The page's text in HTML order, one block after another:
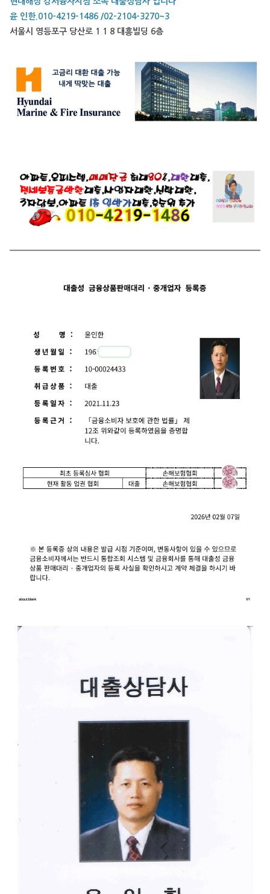
윤 인한.010-4219-1486 /02-2104-3270~3
서울시 영등포구 당산로 1 1 8 대흥빌딩 6층